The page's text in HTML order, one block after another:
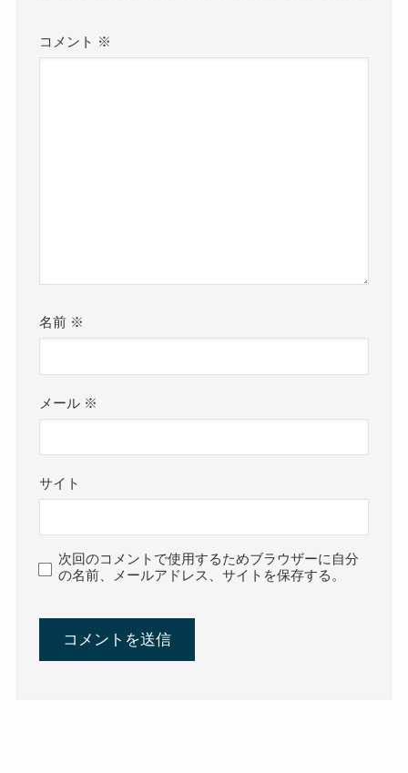
コメント ※
名前 ※
メール ※
サイト
次回のコメントで使用するためブラウザーに自分
の名前、メールアドレス、サイトを保存する。